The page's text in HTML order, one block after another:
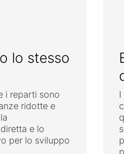
lo stesso
i reparti sono
ridotte e
e lo
per lo sviluppo
I